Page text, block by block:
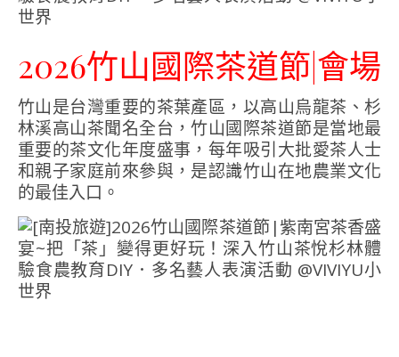
2026竹山國際茶道節|會場
竹山是台灣重要的茶葉產區，以高山烏龍茶、杉
林溪高山茶聞名全台，竹山國際茶道節是當地最
重要的茶文化年度盛事，每年吸引大批愛茶人士
和親子家庭前來參與，是認識竹山在地農業文化
的最佳入口。